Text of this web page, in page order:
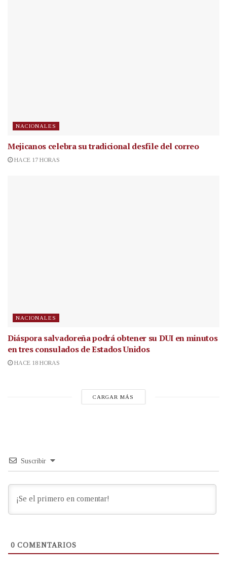
NACIONALES
Mejicanos celebra su tradicional desfile del correo
HACE 17 HORAS
NACIONALES
Diáspora salvadoreña podrá obtener su DUI en minutos
en tres consulados de Estados Unidos
HACE 18 HORAS
CARGAR MÁS
Suscribir
0 COMENTARIOS